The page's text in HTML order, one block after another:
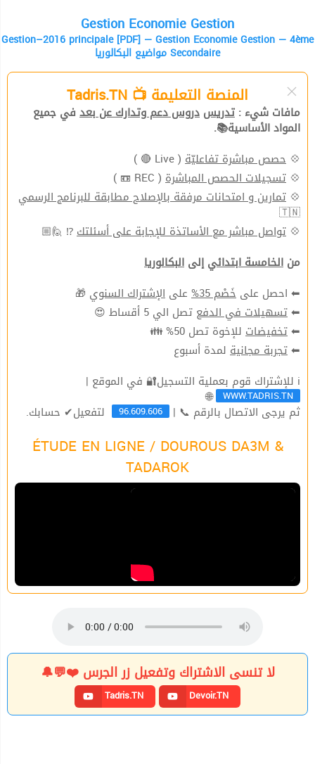
Gestion Economie Gestion
Gestion–2016 principale [PDF] — Gestion Economie Gestion — 4ème
مواضيع البكالوريا Secondaire
المنصة التعليمة 📺 Tadris.TN
مافات شيء : تدريس دروس دعم وتدارك عن بعد في جميع
المواد الأساسية📚.
💠 حصص مباشرة تفاعليّة ( Live 🔴 )
💠 تسجيلات الحصص المباشرة ( REC 📼 )
💠 تمارين و امتحانات مرفقة بالإصلاح مطابقة للبرنامج الرسمي
🇹🇳
💠 تواصل مباشر مع الأساتذة للإجابة على أسئلتك⁉ 🙋🏼
من الخامسة ابتدائي إلى البكالوريا
⬅ احصل على خَصْم 35% على الإشتراك السنوي 🎁
⬅تسهيلات في الدفع تصل الي 5 أقساط 😍
⬅تخفيضات للإخوة تصل 50% 👪
⬅تجربة مجانية لمدة أسبوع
ℹ للإشتراك قوم بعملية التسجيل🔐 في الموقع |
WWW.TADRIS.TN
🌐
ثم يرجى الاتصال بالرقم 📞 | 96.609.606 لتفعيل✔ حسابك.
ÉTUDE EN LIGNE / DOUROUS DA3M &
TADAROK
لا تنسى الاشتراك وتفعيل زر الجرس ❤️💬🔔
Tadris.TN Devoir.TN